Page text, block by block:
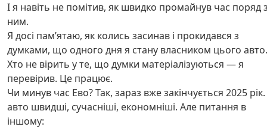
І я навіть не помітив, як швидко промайнув час поряд
ним.
Я досі пам’ятаю, як колись засинав і прокидався з
думками, що одного дня я стану власником цього авто.
Хто не вірить у те, що думки матеріалізуються — я
перевірив. Це працює.
Чи минув час Ево? Так, зараз вже закінчується 2025
авто швидші, сучасніші, економніші. Але питання в
іншому: